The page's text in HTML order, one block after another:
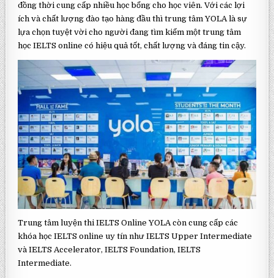
đồng thời cung cấp nhiều học bổng cho học viên. Với các lợi
ích và chất lượng đào tạo hàng đầu thì trung tâm YOLA là sự
lựa chọn tuyệt vời cho người đang tìm kiếm một trung tâm
học IELTS online có hiệu quả tốt, chất lượng và đáng tin cậy.
Trung tâm luyện thi IELTS Online YOLA còn cung cấp các
khóa học IELTS online uy tín như IELTS Upper Intermediate
và IELTS Accelerator, IELTS Foundation, IELTS
Intermediate.